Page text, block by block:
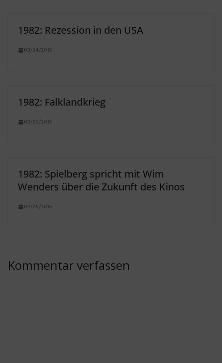
1982: Rezession in den USA
02/24/2015
1982: Falklandkrieg
02/26/2015
1982: Spielberg spricht mit Wim
Wenders über die Zukunft des Kinos
02/26/2015
Kommentar verfassen